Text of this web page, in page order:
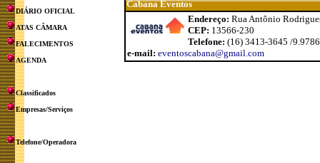
DIÁRIO OFICIAL
ATAS CÂMARA
FALECIMENTOS
AGENDA
Classificados
Empresas/Serviços
Telefone/Operadora
Cabana Eventos
Endereço: Rua Antônio
CEP: 13566-230
Telefone: (16) 3413-3645 /
e-mail: eventoscabana@gmail.com